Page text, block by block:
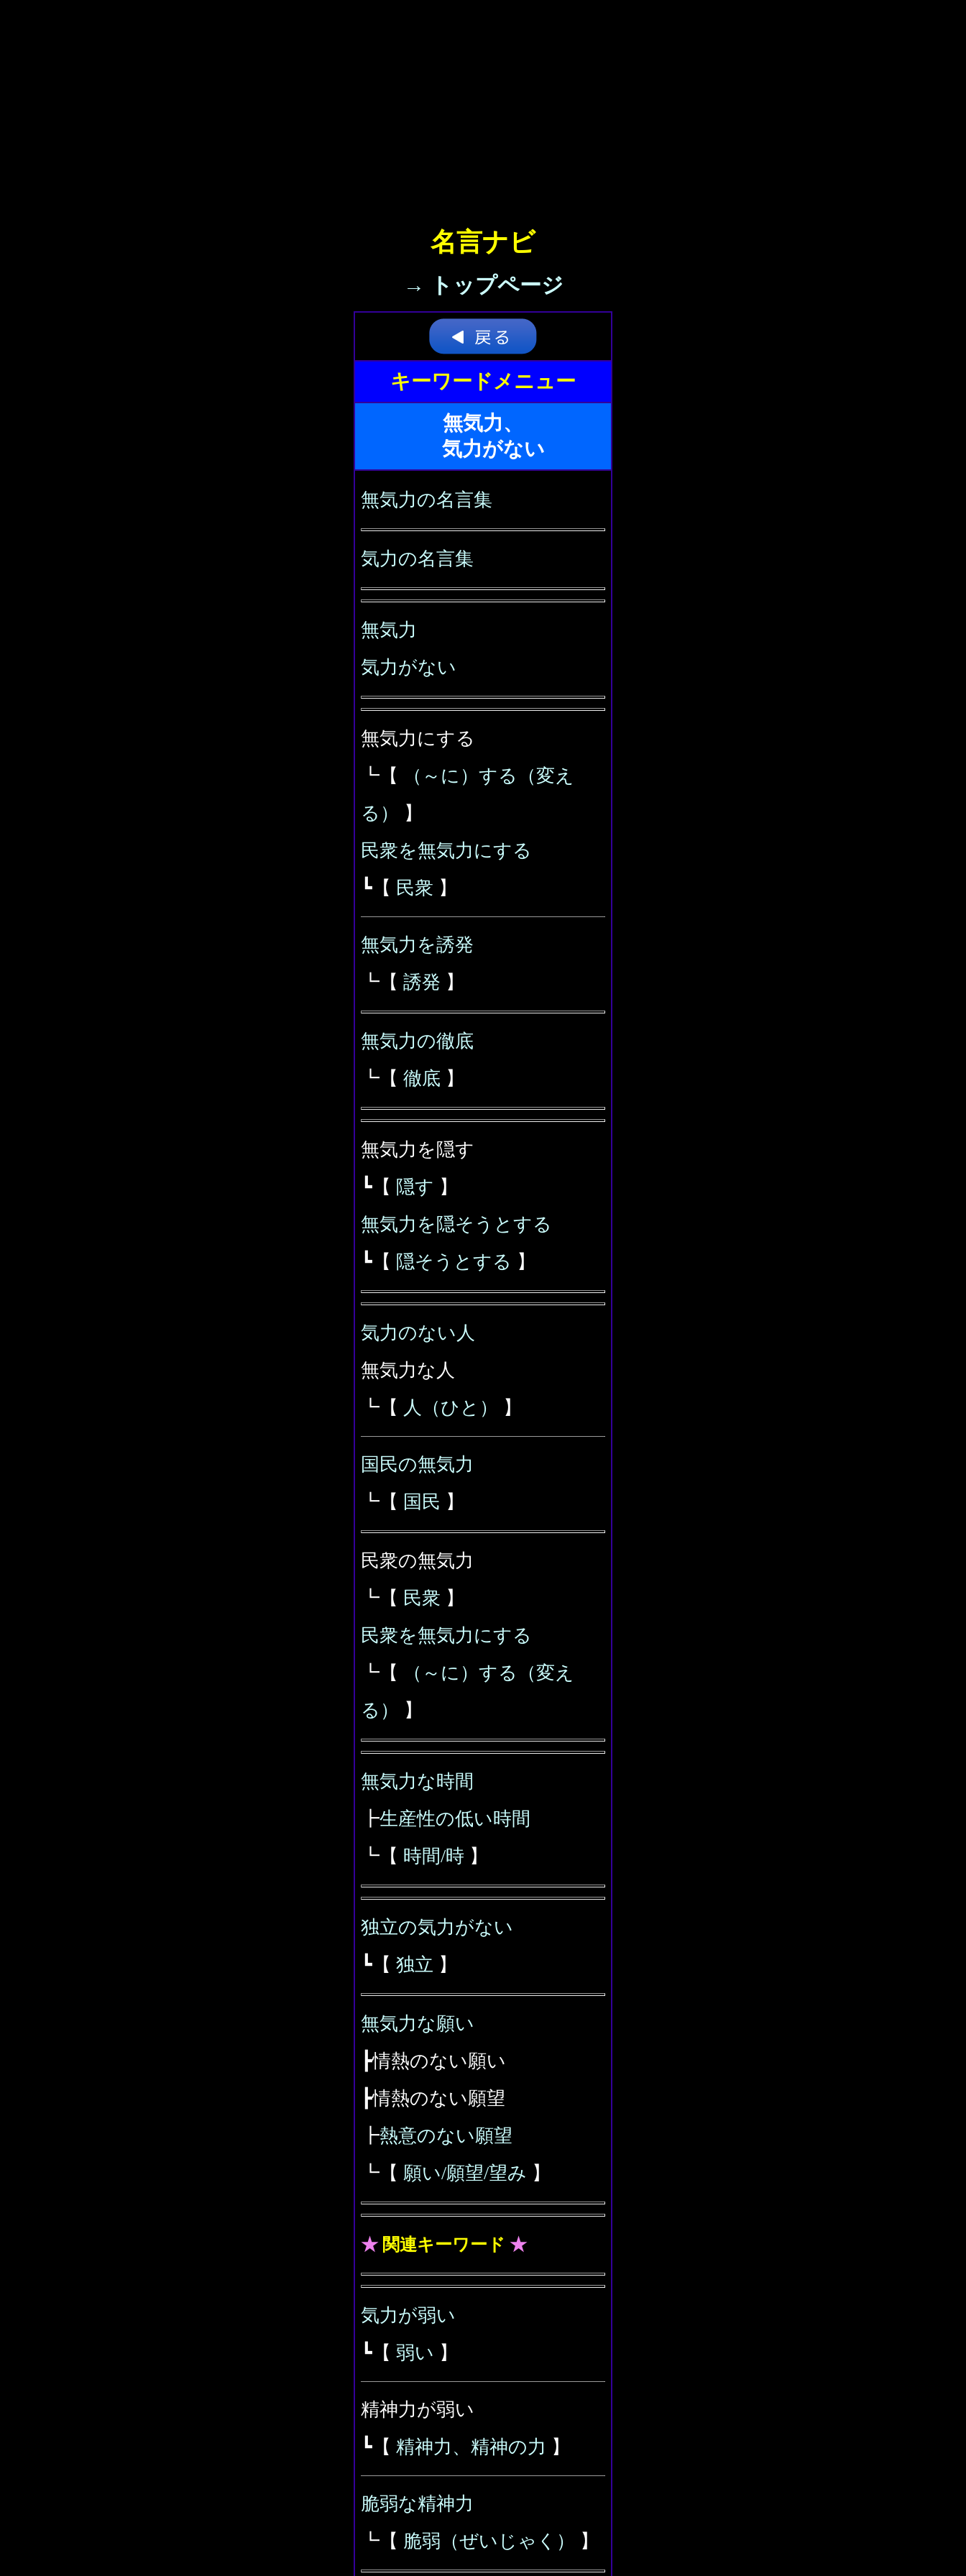
名言ナビ
→ トップページ
キーワードメニュー
無気力、
気力がない
無気力の名言集
気力の名言集
無気力
気力がない
無気力にする
┗【
（～に）する（変え
る）
】
民衆を無気力にする
┗【 民衆 】
無気力を誘発
┗【 誘発 】
無気力の徹底
┗【 徹底 】
無気力を隠す
┗【 隠す 】
無気力を隠そうとする
┗【 隠そうとする 】
気力のない人
無気力な人
┗【 人（ひと） 】
国民の無気力
┗【 国民 】
民衆の無気力
┗【 民衆 】
民衆を無気力にする
┗【
（～に）する（変え
る）
】
無気力な時間
┣生産性の低い時間
┗【 時間/時 】
独立の気力がない
┗【 独立 】
無気力な願い
┣情熱のない願い
┣情熱のない願望
┣熱意のない願望
┗【 願い/願望/望み 】
★ 関連キーワード ★
気力が弱い
┗【 弱い 】
精神力が弱い
┗【 精神力、精神の力 】
脆弱な精神力
┗【 脆弱（ぜいじゃく） 】